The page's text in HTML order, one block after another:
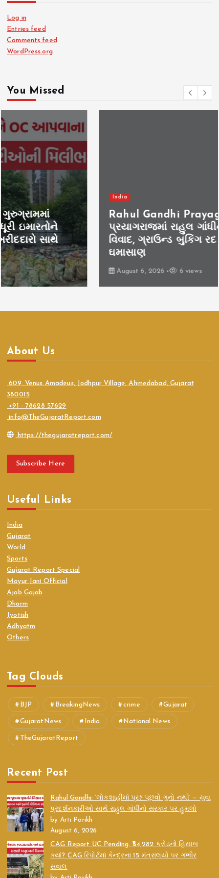
Log in
Entries feed
Comments feed
WordPress.org
You Missed
India
Rahul Gandhi Prayagraj:
પ્રયાગરાજમાં રાહુલ ગાંધીના કાર્યક્રમ પર
વિવાદ, ગ્રાઉન્ડ બુકિંગ રદ થતાં રાજકીય
ઘમાસાણ
August 6, 2026 6 views
About Us
609, Venus Amadeus, Jodhpur Village, Ahmedabad, Gujarat
380015
+91 - 78628 57629
info@TheGujaratReport.com
https://thegujaratreport.com/
Subscribe Here
Useful Links
India
Gujarat
World
Sports
Gujarat Report Special
Mayur Jani Official
Ajab Gajab
Dharm
Jyotish
Adhyatm
Others
Tag Clouds
BJP BreakingNews crime Gujarat
GujaratNews India National News
TheGujaratReport
Recent Post
Rahul Gandhi: ‘લોકશાહીમાં પ્રશ્ન પૂછવો ગુનો નથી’ — યુવા
પ્રદર્શનકારીઓ સાથે રાહુલ ગાંધીનો સરકાર પર હુમલો
by Arti Parikh
August 6, 2026
CAG Report UC Pending: ₹54,282 કરોડનો હિસાબ
ક્યાં? CAG રિપોર્ટમાં કેન્દ્રના 15 મંત્રાલયો પર ગંભીર
સવાલ